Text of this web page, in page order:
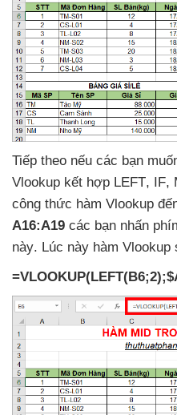
Tiếp theo nếu các bạn
Vlookup kết hợp LEFT, IF,
công thức hàm Vlookup
A16:A19 các bạn nhấn
này. Lúc này hàm Vlookup